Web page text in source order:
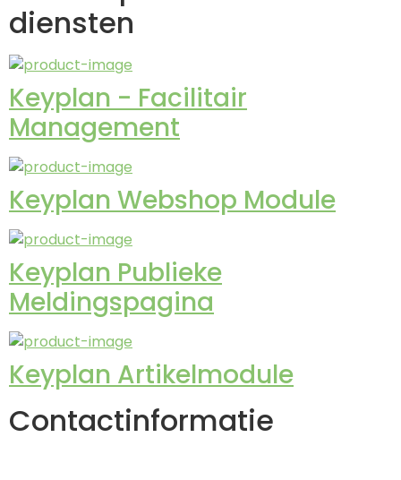
diensten
Keyplan - Facilitair
Management
Keyplan Webshop Module
Keyplan Publieke
Meldingspagina
Keyplan Artikelmodule
Contactinformatie